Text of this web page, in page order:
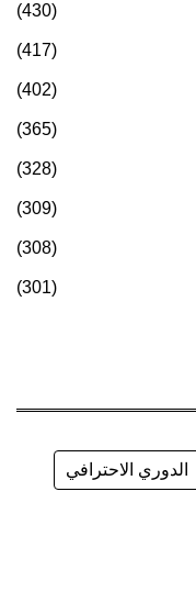
(430)
(417)
(402)
(365)
(328)
(309)
(308)
(301)
الدوري الاحترافي